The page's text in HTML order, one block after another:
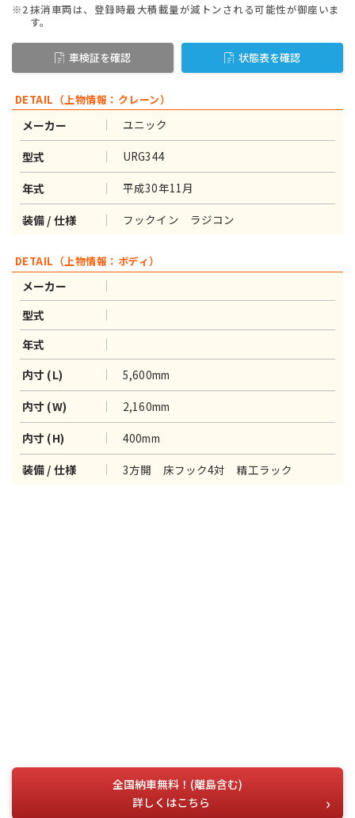
※2抹消車両は、登録時最大積載量が減トンされる可能性が御座いま
す。
車検証を確認 状態表を確認
DETAIL（上物情報：クレーン）
メーカー ユニック
型式 URG344
年式 平成30年11月
装備 / 仕様 フックイン ラジコン
DETAIL（上物情報：ボディ）
メーカー
型式
年式
内寸 (L)
5,600mm
内寸 (W) 2,160mm
内寸 (H) 400mm
装備 / 仕様 3方開 床フック4対 精工ラック
全国納車無料！(離島含む)
詳しくはこちら